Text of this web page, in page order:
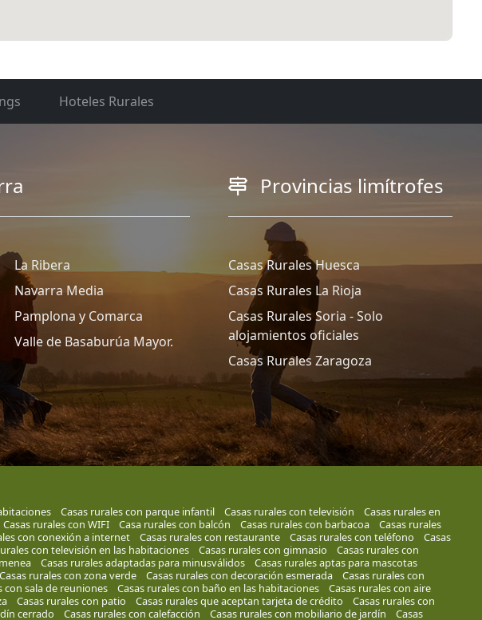
Hoteles Rurales
La Ribera
Navarra Media
Pamplona y Comarca
Valle de Basaburúa Mayor.
Provincias limítrofes
Casas Rurales Huesca
Casas Rurales La Rioja
Casas Rurales Soria - Solo
alojamientos oficiales
Casas Rurales Zaragoza
Casas rurales con parque infantil Casas rurales con televisión
Casas rurales en
Casas rurales con WIFI Casa rurales con balcón Casas rurales con barbacoa
Casas rurales
con conexión a internet Casas rurales con restaurante Casas rurales con teléfono
Casas
con televisión en las habitaciones Casas rurales con gimnasio
Casas rurales con
Casas rurales adaptadas para minusválidos
Casas rurales aptas para mascotas
Casas rurales con zona verde Casas rurales con decoración esmerada
Casas rurales con
con sala de reuniones Casas rurales con baño en las habitaciones
Casas rurales con aire
Casas rurales con patio Casas rurales que aceptan tarjeta de crédito
Casas rurales con
cerrado Casas rurales con calefacción Casas rurales con mobiliario de jardín
Casas